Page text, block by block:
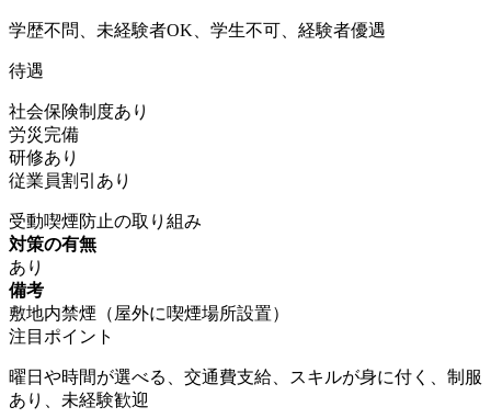
学歴不問、未経験者OK、学生不可、経験者優遇
待遇
社会保険制度あり
労災完備
研修あり
従業員割引あり
受動喫煙防止の取り組み
対策の有無
あり
備考
敷地内禁煙（屋外に喫煙場所設置）
注目ポイント
曜日や時間が選べる、交通費支給、スキルが身に付く、制服
あり、未経験歓迎